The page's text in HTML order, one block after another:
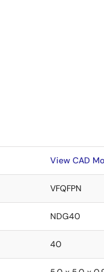
View CAD
VFQFPN
NDG40
40